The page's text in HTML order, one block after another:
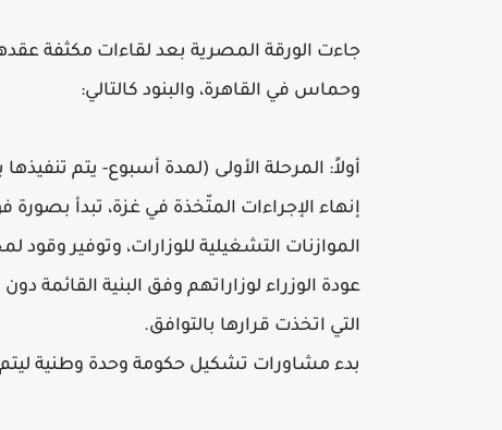
جاءت الورقة المصرية بعد لقاءات مكثفة
وحماس في القاهرة، والبنود كالتالي:
أولاً: المرحلة الأولى (لمدة أسبوع- يتم تنفيذها
إنهاء الإجراءات المتّخذة في غزة، تبدأ
الموازنات التشغيلية للوزارات، وتوفير
عودة الوزراء لوزاراتهم وفق البنية القائمة
التي اتخذت قرارها بالتوافق.
بدء مشاورات تشكيل حكومة وحدة وطنية